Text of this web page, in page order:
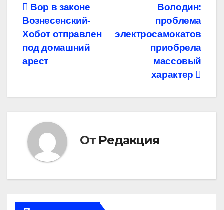
Навигация
по
записям
Володин:
проблема
электросамокатов
приобрела
массовый
характер
Вор в законе
Вознесенский-
Хобот отправлен
под домашний
арест
От Редакция